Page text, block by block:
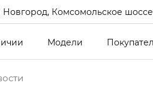
Комсомольское
Модели